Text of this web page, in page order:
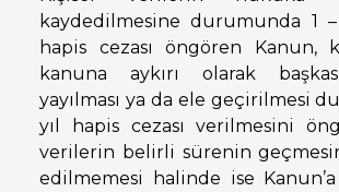
kaydedilmesine durumunda 1 –
hapis cezası öngören Kanun,
kanuna aykırı olarak
yayılması ya da ele geçirilmesi
yıl hapis cezası verilmesini
verilerin belirli sürenin
edilmemesi halinde ise